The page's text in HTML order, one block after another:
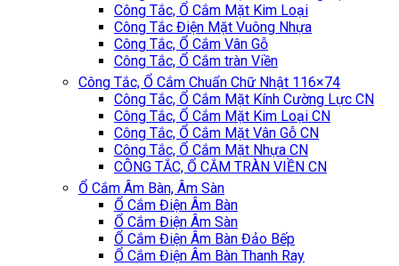
Công Tắc, Ổ Cắm Mặt Kim Loại
Công Tắc Điện Mặt Vuông Nhựa
Công Tắc, Ổ Cắm Vân Gỗ
Công Tắc, Ổ Cắm tràn Viền
Công Tắc, Ổ Cắm Chuẩn Chữ Nhật 116×74
Công Tắc, Ổ Cắm Mặt Kính Cường Lực CN
Công Tắc, Ổ Cắm Mặt Kim Loại CN
Công Tắc, Ổ Cắm Mặt Vân Gỗ CN
Công Tắc, Ổ Cắm Mặt Nhựa CN
CÔNG TẮC, Ổ CẮM TRÀN VIỀN CN
Ổ Cắm Âm Bàn, Âm Sàn
Ổ Cắm Điện Âm Bàn
Ổ Cắm Điện Âm Sàn
Ổ Cắm Điện Âm Bàn Đảo Bếp
Ổ Cắm Điện Âm Bàn Thanh Ray